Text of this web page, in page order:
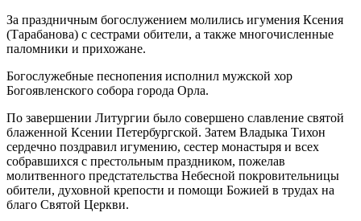
За праздничным богослужением молились игумения Ксения
(Тарабанова) с сестрами обители, а также многочисленные
паломники и прихожане.
Богослужебные песнопения исполнил мужской хор
Богоявленского собора города Орла.
По завершении Литургии было совершено славление святой
блаженной Ксении Петербургской. Затем Владыка Тихон
сердечно поздравил игумению, сестер монастыря и всех
собравшихся с престольным праздником, пожелав
молитвенного предстательства Небесной покровительницы
обители, духовной крепости и помощи Божией в трудах на
благо Святой Церкви.